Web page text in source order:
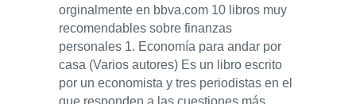
orginalmente en bbva.com 10 libros muy
recomendables sobre finanzas
personales 1. Economía para andar por
casa (Varios autores) Es un libro escrito
por un economista y tres periodistas en el
que responden a las cuestiones más